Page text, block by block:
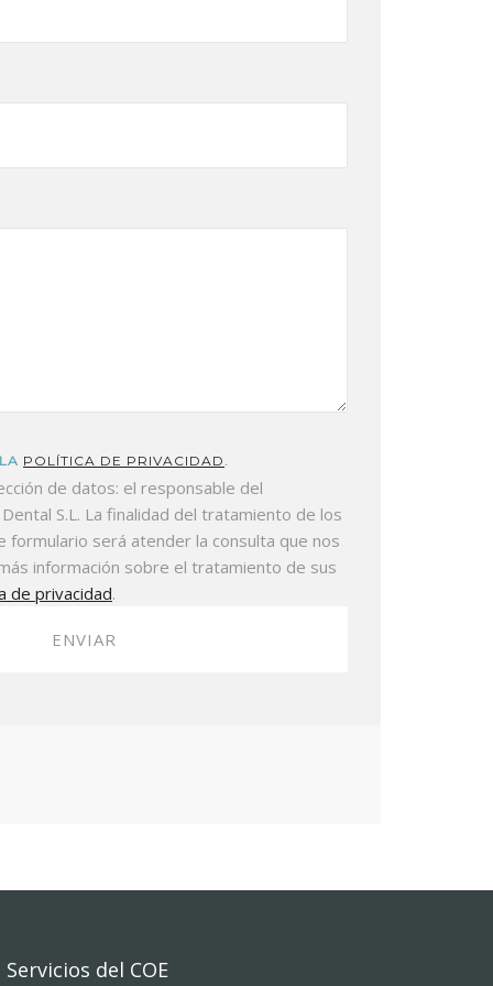
POLÍTICA DE PRIVACIDAD.
de datos: el responsable del
S.L. La finalidad del tratamiento de los
formulario será atender la consulta que nos
información sobre el tratamiento de sus
de privacidad.
Servicios del COE